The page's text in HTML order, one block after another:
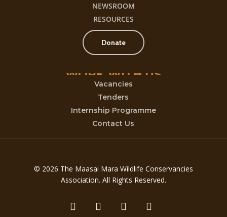
NEWSROOM
RESOURCES
Donate
WORK WITH US
Vacancies
Tenders
Internship Programme
Contact Us
© 2026 The Maasai Mara Wildlife Conservancies
Association. All Rights Reserved.
twitter facebookyoutubeinstagram